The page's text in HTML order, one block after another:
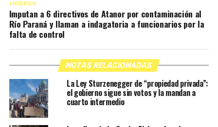
ANTERIOR
Imputan a 6 directivos de Atanor por contaminación al
Río Paraná y llaman a indagatoria a funcionarios por la
falta de control
NOTAS RELACIONADAS
La Ley Sturzenegger de “propiedad privada”:
el gobierno sigue sin votos y la mandan a
cuarto intermedio